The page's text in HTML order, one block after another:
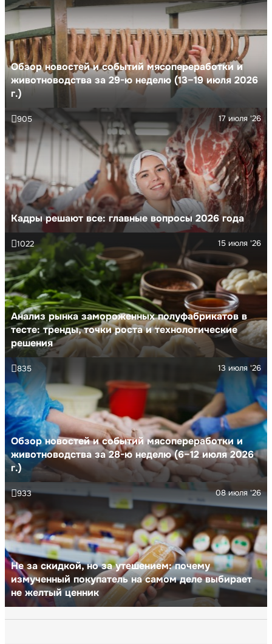
Обзор новостей и событий мясопереработки и
животноводства за 29-ю неделю (13–19 июля 2026
г.)
Кадры решают все: главные вопросы 2026 года
17 июля '26
905
Анализ рынка замороженных полуфабрикатов в
тесте: тренды, точки роста и технологические
решения
15 июля '26
1022
Обзор новостей и событий мясопереработки и
животноводства за 28-ю неделю (6–12 июля 2026
г.)
13 июля '26
835
Не за скидкой, но за утешением: почему
измученный покупатель на самом деле выбирает
не желтый ценник
08 июля '26
933